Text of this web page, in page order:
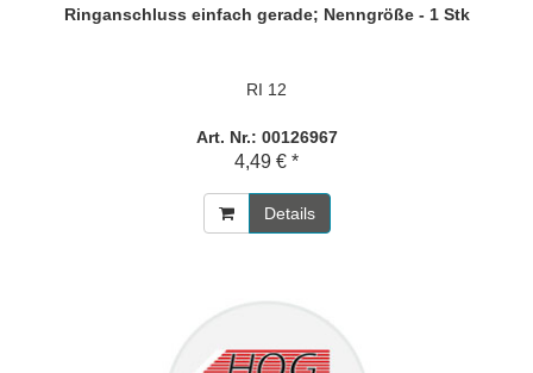
Ringanschluss einfach gerade; Nenngröße - 1 Stk
RI 12
Art. Nr.: 00126967
4,49 € *
Details